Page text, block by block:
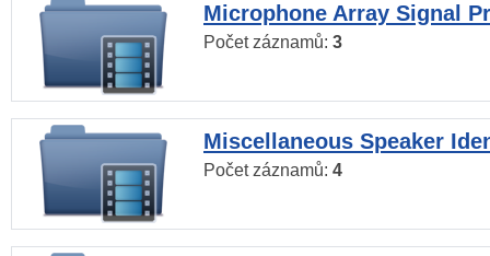
Microphone Array Signal
Počet záznamů: 3
Miscellaneous Speaker
Počet záznamů: 4